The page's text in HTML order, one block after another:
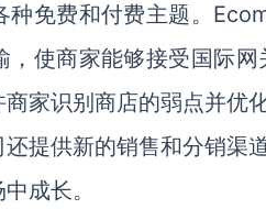
种免费和付费主题。
，使商家能够接受国际
家识别商店的弱点并优化
提供新的销售和分销渠
成长。